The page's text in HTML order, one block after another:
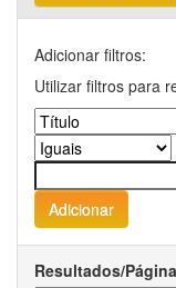
Adicionar filtros:
Utilizar filtros para
Resultados/Página